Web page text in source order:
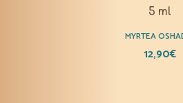
5 ml
MYRTEA
12,90€